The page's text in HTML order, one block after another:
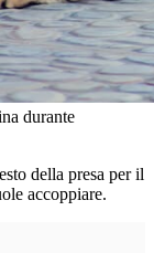
durante
della presa per il
accoppiare.